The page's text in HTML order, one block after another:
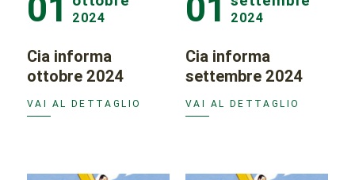
2024
Cia informa
ottobre 2024
VAI AL DETTAGLIO
2024
Cia informa
settembre 2024
VAI AL DETTAGLIO